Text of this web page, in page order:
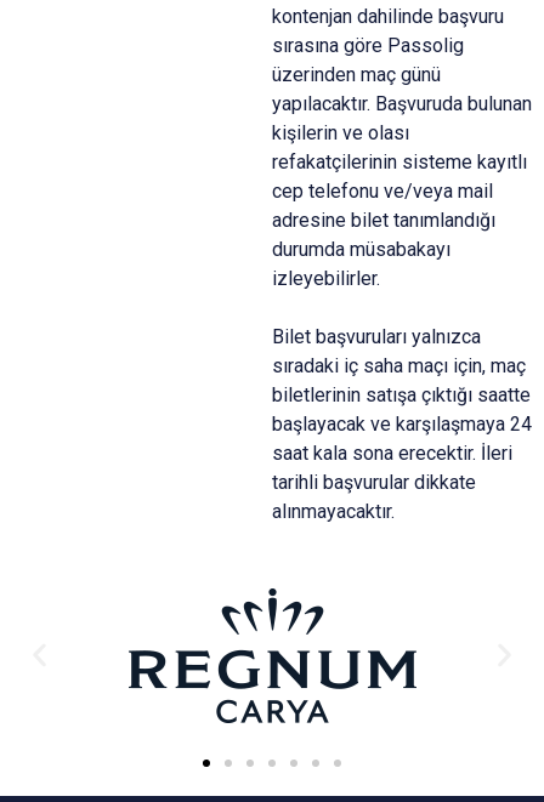
kontenjan dahilinde başvuru
sırasına göre Passolig
üzerinden maç günü
yapılacaktır. Başvuruda bulunan
kişilerin ve olası
refakatçilerinin sisteme kayıtlı
cep telefonu ve/veya mail
adresine bilet tanımlandığı
durumda müsabakayı
izleyebilirler.
Bilet başvuruları yalnızca
sıradaki iç saha maçı için, maç
biletlerinin satışa çıktığı saatte
başlayacak ve karşılaşmaya 24
saat kala sona erecektir. İleri
tarihli başvurular dikkate
alınmayacaktır.